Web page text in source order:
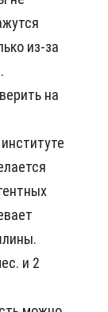
из-за
на
и 2